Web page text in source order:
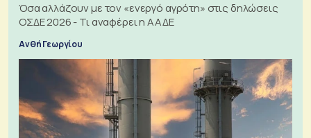
Όσα αλλάζουν με τον «ενεργό αγρότη» στις δηλώσεις
ΟΣΔΕ 2026 - Τι αναφέρει η ΑΑΔΕ
Ανθή Γεωργίου